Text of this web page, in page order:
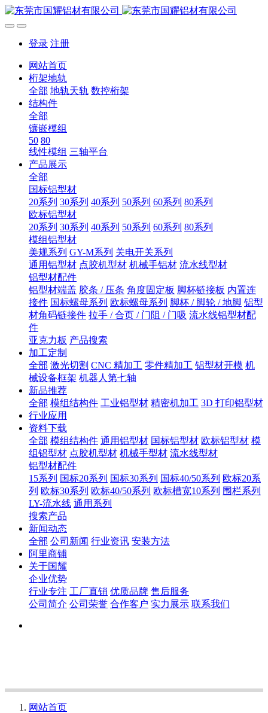
登录 注册
网站首页
桁架地轨
全部 地轨天轨 数控桁架
结构件
全部
镶嵌模组
50 80
线性模组 三轴平台
产品展示
全部
国标铝型材
20系列 30系列 40系列 50系列 60系列 80系列
欧标铝型材
20系列 30系列 40系列 50系列 60系列 80系列
模组铝型材
美规系列 GY-M系列 关电开关系列
通用铝型材 点胶机型材 机械手铝材 流水线型材
铝型材配件
铝型材端盖 胶条 / 压条 角度固定板 脚杯链接板 内置连
接件 国标螺母系列 欧标螺母系列 脚杯 / 脚轮 / 地脚 铝型
材角码链接件 拉手 / 合页 / 门阻 / 门吸 流水线铝型材配
件
亚克力板 产品搜索
加工定制
全部 激光切割 CNC 精加工 零件精加工 铝型材开模 机
械设备框架 机器人第七轴
新品推荐
全部 模组结构件 工业铝型材 精密机加工 3D 打印铝型材
行业应用
资料下载
全部 模组结构件 通用铝型材 国标铝型材 欧标铝型材 模
组铝型材 点胶机型材 机械手型材 流水线型材
铝型材配件
15系列 国标20系列 国标30系列 国标40/50系列 欧标20系
列 欧标30系列 欧标40/50系列 欧标槽宽10系列 围栏系列
LY-流水线 通用系列
搜索产品
新闻动态
全部 公司新闻 行业资讯 安装方法
阿里商铺
关于国耀
企业优势
行业专注 工厂直销 优质品牌 售后服务
公司简介 公司荣誉 合作客户 实力展示 联系我们
网站首页